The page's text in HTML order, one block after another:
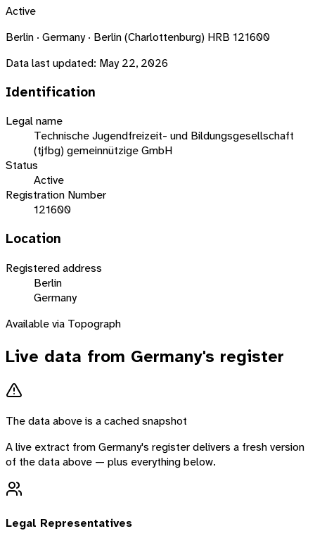
Active
Berlin · Germany · Berlin (Charlottenburg) HRB 121600
Data last updated: May 22, 2026
Identification
Legal name
Technische Jugendfreizeit- und Bildungsgesellschaft
(tjfbg) gemeinnützige GmbH
Status
Active
Registration Number
121600
Location
Registered address
Berlin
Germany
Available via Topograph
Live data from Germany's register
The data above is a cached snapshot
A live extract fromGermany's register delivers a fresh version
of the data above — plus everything below.
Legal Representatives